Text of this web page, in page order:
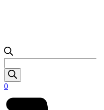
Products
search
0